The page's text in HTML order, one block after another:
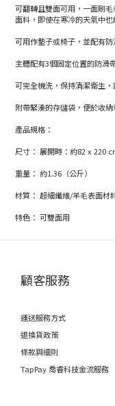
可翻轉且雙面可用，一面刷
面料，即使在寒冷的天氣中
可用作墊子或椅子，並配有防
主體配有3個固定位置的防滑
可完全機洗，保持清潔衛生，
附帶緊湊的存儲袋，便於收納
產品規格：
尺寸： 展開時：約82 x 220
重量： 約1.36（公斤）
材質： 超細纖維/羊毛表面材
特色： 可雙面用
顧客服務
運送服務方式
退換貨政策
條款與細則
TapPay 喬睿科技金流服務